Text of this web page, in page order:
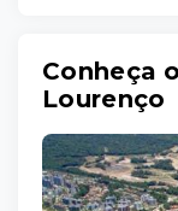
Conheça
Lourenço